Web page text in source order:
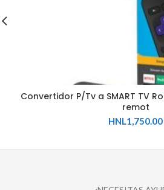
Convertidor P/Tv a SMART TV
remot
HNL 1,750.00